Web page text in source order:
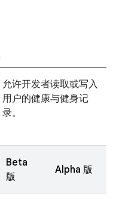
允许开发者读取或写入
用户的健康与健身记
录。
Beta
版
Alpha 版